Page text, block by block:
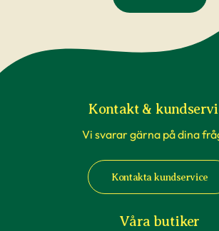
Kontakt &
Vi svarar gärna på dina
Kontakta kundservice
Våra butiker